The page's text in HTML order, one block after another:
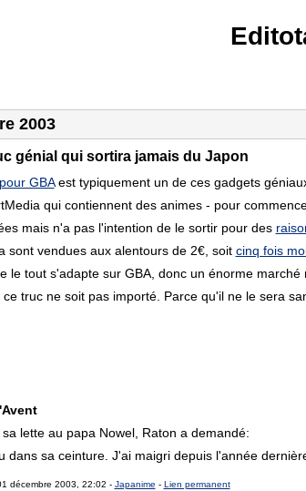
2003
génial qui sortira jamais du Japon
GBAest typiquement un de ces gadgets
qui contiennent des animes - pour
mais n'a pas l'intention de le sortir pour des
sont vendues aux alentours de 2€, soit cinq fois
le tout s'adapte sur GBA, donc un énorme
truc ne soit pas importé. Parce qu'il ne le sera
lette au papa Nowel, Raton a demandé:
dans sa ceinture. J'ai maigri depuis l'année
décembre 2003, 22:02 - Japanime - Lien permanent